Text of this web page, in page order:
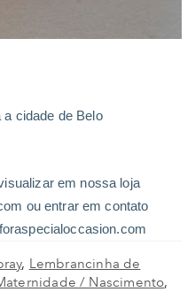
cidade de Belo
em nossa loja
ou entrar em contato
, Lembrancinha de
/ Nascimento,